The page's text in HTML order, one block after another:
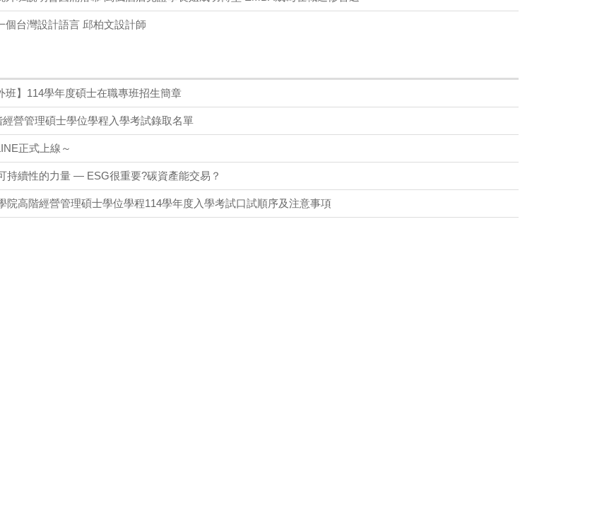
個台灣設計語言 邱柏文設計師
班】114學年度碩士在職專班招生簡章
營管理碩士學位學程入學考試錄取名單
正式上線～
持續性的力量 — ESG很重要?碳資產能交易？
院高階經營管理碩士學位學程114學年度入學考試口試順序及注意事項